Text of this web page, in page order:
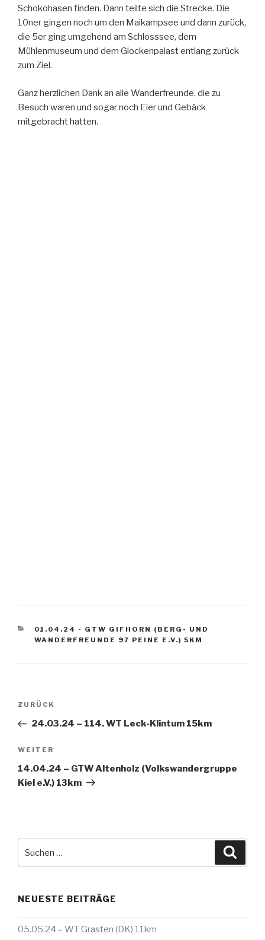
Schokohasen finden. Dann teilte sich die Strecke. Die
10ner gingen noch um den Maikampsee und dann zurück,
die 5er ging umgehend am Schlosssee, dem
Mühlenmuseum und dem Glockenpalast entlang zurück
zum Ziel.
Ganz herzlichen Dank an alle Wanderfreunde, die zu
Besuch waren und sogar noch Eier und Gebäck
mitgebracht hatten.
KATEGORIEN
01.04.24 - GTW GIFHORN (BERG- UND
WANDERFREUNDE 97 PEINE E.V.) 5KM
Beitragsnavigation
Vorheriger
Beitrag
ZURÜCK
24.03.24 – 114. WT Leck-Klintum 15km
Nächster
Beitrag
WEITER
14.04.24 – GTW Altenholz (Volkswandergruppe
Kiel e.V.) 13km
nach:
NEUESTE BEITRÄGE
05.05.24 – WT Grasten (DK) 11km